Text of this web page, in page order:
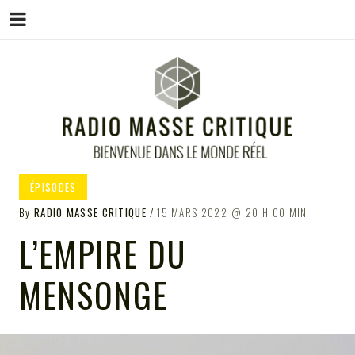
RADIO MASSE CRITIQUE
ÉPISODES
By RADIO MASSE CRITIQUE 15 MARS 2022 20 H 00 MIN
L’EMPIRE DU
MENSONGE
Menu